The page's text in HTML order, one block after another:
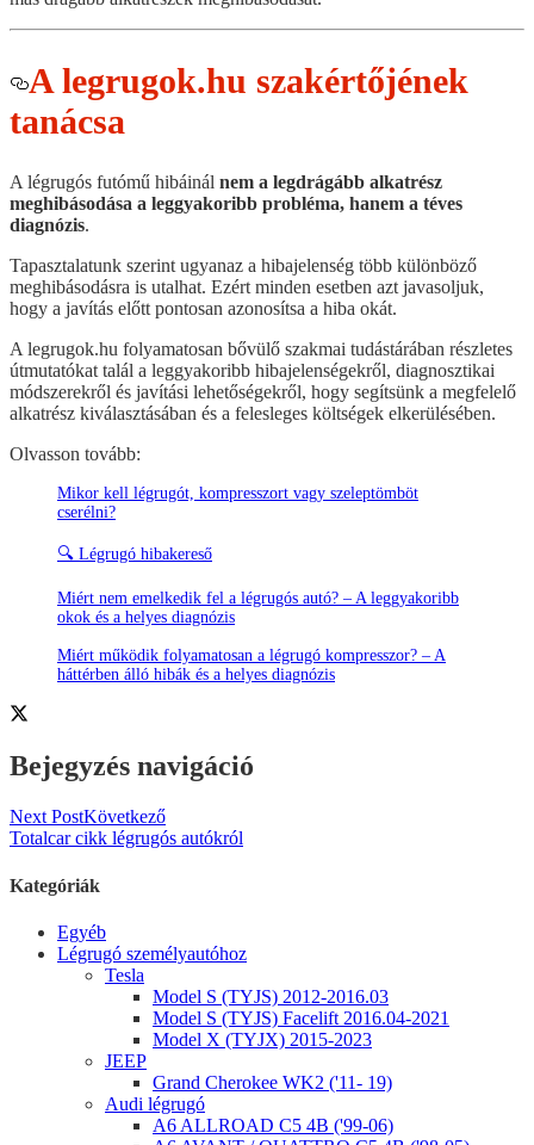
A legrugok.hu szakértőjének
tanácsa
A légrugós futómű hibáinál nem a legdrágább alkatrész
meghibásodása a leggyakoribb probléma, hanem a téves
diagnózis.
Tapasztalatunk szerint ugyanaz a hibajelenség több különböző
meghibásodásra is utalhat. Ezért minden esetben azt javasoljuk,
hogy a javítás előtt pontosan azonosítsa a hiba okát.
A legrugok.hu folyamatosan bővülő szakmai tudástárában részletes
útmutatókat talál a leggyakoribb hibajelenségekről, diagnosztikai
módszerekről és javítási lehetőségekről, hogy segítsünk a megfelelő
alkatrész kiválasztásában és a felesleges költségek elkerülésében.
Olvasson tovább:
Mikor kell légrugót, kompresszort vagy szeleptömböt
cserélni?
🔍 Légrugó hibakereső
Miért nem emelkedik fel a légrugós autó? – A leggyakoribb
okok és a helyes diagnózis
Miért működik folyamatosan a légrugó kompresszor? – A
háttérben álló hibák és a helyes diagnózis
Bejegyzés navigáció
Next PostKövetkező
Totalcar cikk légrugós autókról
Kategóriák
Egyéb
Légrugó személyautóhoz
Tesla
Model S (TYJS) 2012-2016.03
Model S (TYJS) Facelift 2016.04-2021
Model X (TYJX) 2015-2023
JEEP
Grand Cherokee WK2 ('11- 19)
Audi légrugó
A6 ALLROAD C5 4B ('99-06)